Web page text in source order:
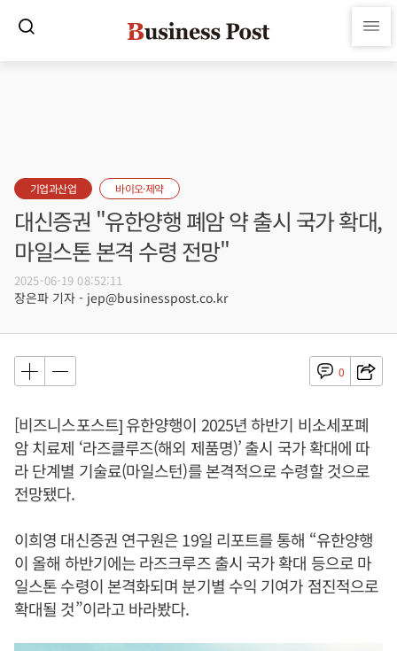
기업과산업 바이오·제약
대신증권 "유한양행 폐암 약 출시 국가 확대,
마일스톤 본격 수령 전망"
2025-06-19 08:52:11
장은파 기자 - jep@businesspost.co.kr
0
[비즈니스포스트] 유한양행이 2025년 하반기 비소세포폐
암 치료제 ‘라즈클루즈(해외 제품명)’ 출시 국가 확대에 따
라 단계별 기술료(마일스턴)를 본격적으로 수령할 것으로
전망됐다.
이희영 대신증권 연구원은 19일 리포트를 통해 “유한양행
이 올해 하반기에는 라즈크루즈 출시 국가 확대 등으로 마
일스톤 수령이 본격화되며 분기별 수익 기여가 점진적으로
확대될 것”이라고 바라봤다.